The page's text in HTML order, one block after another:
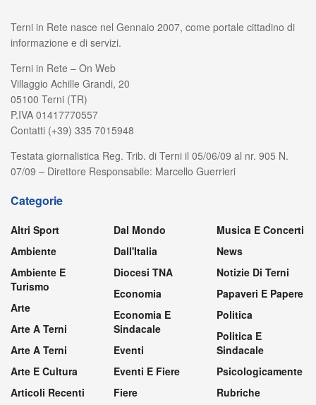
Terni in Rete nasce nel Gennaio 2007, come portale cittadino di
informazione e di servizi.
Terni in Rete – On Web
Villaggio Achille Grandi, 20
05100 Terni (TR)
P.IVA 01417770557
Contatti (+39) 335 7015948
Testata giornalistica Reg. Trib. di Terni il 05/06/09 al nr. 905 N.
07/09 – Direttore Responsabile: Marcello Guerrieri
Categorie
Altri Sport
Ambiente
Ambiente E
Turismo
Arte
Arte A Terni
Arte A Terni
Arte E Cultura
Articoli Recenti
Dal Mondo
Dall'Italia
Diocesi TNA
Economia
Economia E
Sindacale
Eventi
Eventi E Fiere
Fiere
Musica E Concerti
News
Notizie Di Terni
Papaveri E Papere
Politica
Politica E
Sindacale
Psicologicamente
Rubriche